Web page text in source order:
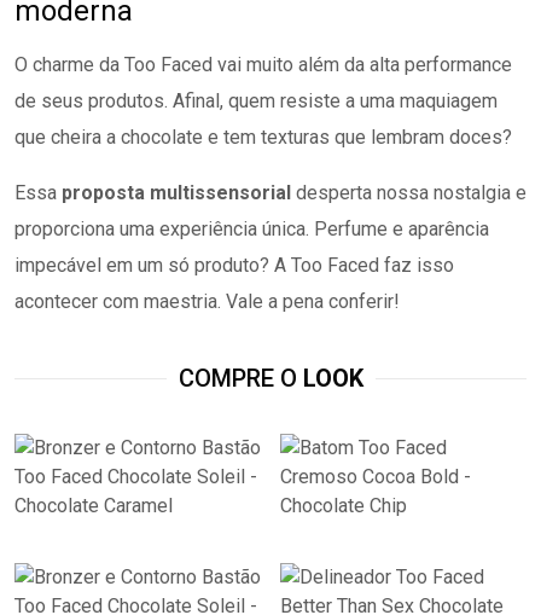
moderna
O charme da Too Faced vai muito além da alta performance
de seus produtos. Afinal, quem resiste a uma maquiagem
que cheira a chocolate e tem texturas que lembram doces?
Essa proposta multissensorial desperta nossa nostalgia e
proporciona uma experiência única. Perfume e aparência
impecável em um só produto? A Too Faced faz isso
acontecer com maestria. Vale a pena conferir!
COMPRE O LOOK